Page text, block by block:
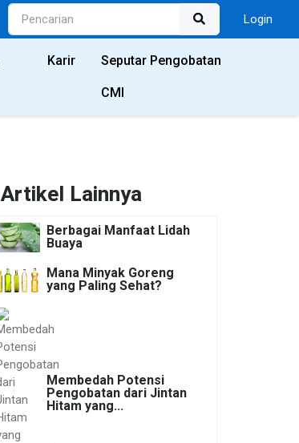
Login
Karir Seputar Pengobatan
CMI
Artikel Lainnya
Berbagai Manfaat Lidah
Buaya
Mana Minyak Goreng
yang Paling Sehat?
Membedah Potensi
Pengobatan dari Jintan
Hitam yang...